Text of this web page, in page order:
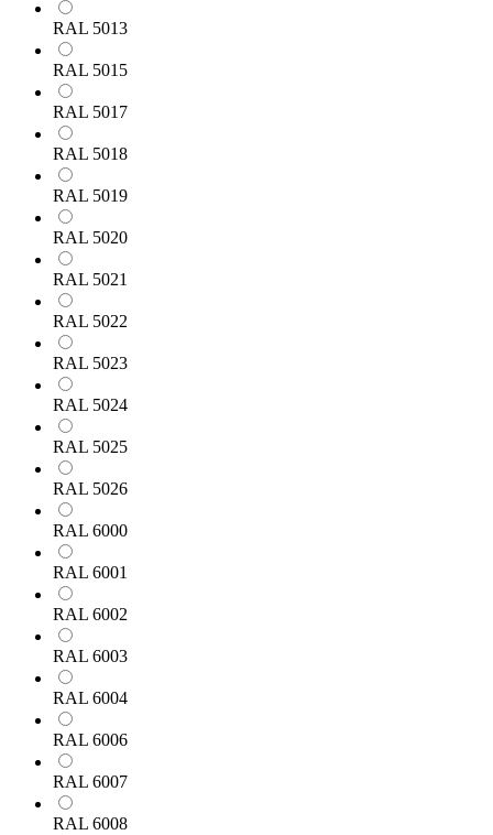
RAL 5013
RAL 5015
RAL 5017
RAL 5018
RAL 5019
RAL 5020
RAL 5021
RAL 5022
RAL 5023
RAL 5024
RAL 5025
RAL 5026
RAL 6000
RAL 6001
RAL 6002
RAL 6003
RAL 6004
RAL 6006
RAL 6007
RAL 6008